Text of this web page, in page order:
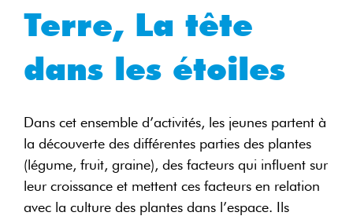
Terre, La tête
dans les étoiles
Dans cet ensemble d’activités, les jeunes partent à
la découverte des différentes parties des plantes
(légume, fruit, graine), des facteurs qui influent sur
leur croissance et mettent ces facteurs en relation
avec la culture des plantes dans l’espace. Ils